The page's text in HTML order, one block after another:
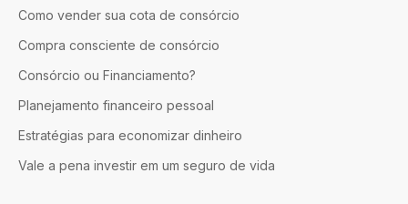
Como vender sua cota de consórcio
Compra consciente de consórcio
Consórcio ou Financiamento?
Planejamento financeiro pessoal
Estratégias para economizar dinheiro
Vale a pena investir em um seguro de vida